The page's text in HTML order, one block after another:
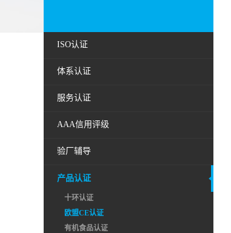
ISO认证
体系认证
服务认证
AAA信用评级
验厂辅导
产品认证
十环认证
欧盟CE认证
有机食品认证